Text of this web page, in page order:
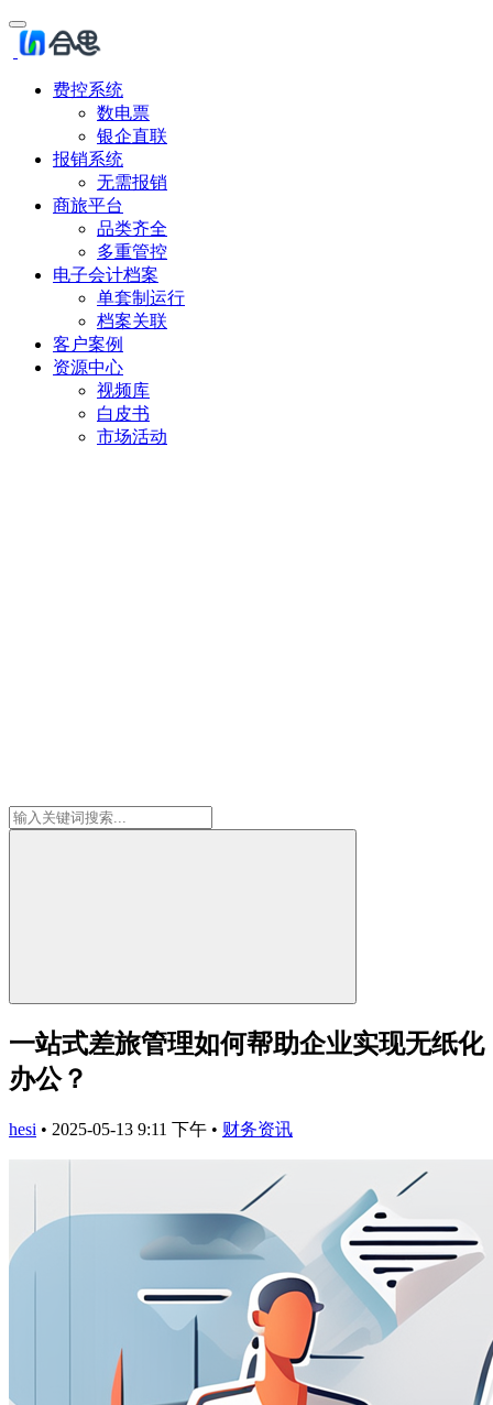
费控系统
数电票
银企直联
报销系统
无需报销
商旅平台
品类齐全
多重管控
电子会计档案
单套制运行
档案关联
客户案例
资源中心
视频库
白皮书
市场活动
一站式差旅管理如何帮助企业实现无纸化
办公？
hesi • 2025-05-13 9:11 下午 • 财务资讯